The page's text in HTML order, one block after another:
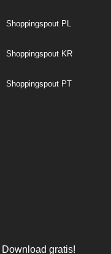
Shoppingspout PL
Shoppingspout KR
Shoppingspout PT
gratis!